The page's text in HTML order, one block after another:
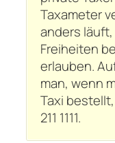
Taxameter
anders
Freiheiten
erlauben.
man, wenn
Taxi
211 1111.